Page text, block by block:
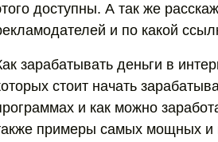
доступны. А так же
и по какой
зарабатывать деньги в
стоит начать
и как можно
примеры самых мощных и